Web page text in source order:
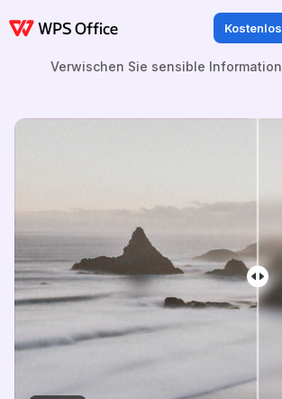
Verwischen Sie sensible